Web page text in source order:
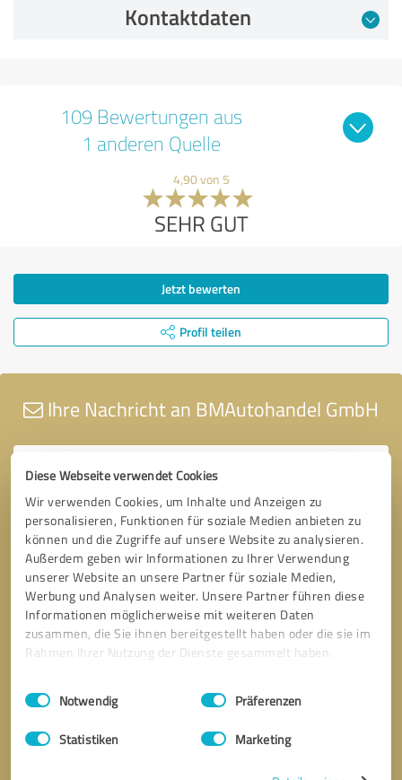
Diese Webseite verwendet Cookies
Wir verwenden Cookies, um Inhalte und Anzeigen zu
personalisieren, Funktionen für soziale Medien anbieten zu
können und die Zugriffe auf unsere Website zu analysieren.
Außerdem geben wir Informationen zu Ihrer Verwendung
unserer Website an unsere Partner für soziale Medien,
Werbung und Analysen weiter. Unsere Partner führen diese
Informationen möglicherweise mit weiteren Daten
zusammen, die Sie ihnen bereitgestellt haben oder die sie im
Rahmen Ihrer Nutzung der Dienste gesammelt haben.
Impressum Datenschutzbestimmungen
Einwilligungsauswahl
Notwendig Präferenzen
Statistiken Marketing
Kontaktdaten
109 Bewertungen aus
1 anderen Quelle
4,90 von 5
SEHR GUT
Jetzt bewerten
Profil teilen
Ihre Nachricht an BMAutohandel GmbH